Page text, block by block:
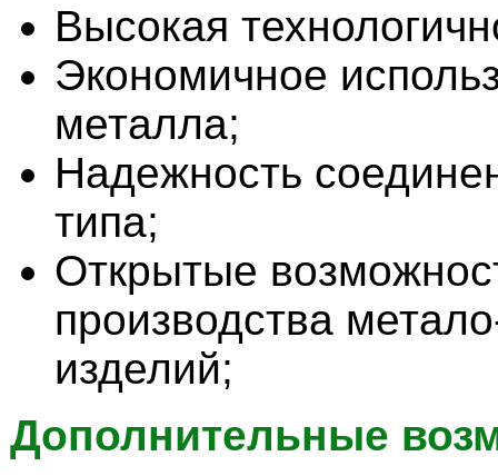
Высокая
Экономичное
металла;
Надежность
типа;
Открытые
производства
изделий;
Дополнительные